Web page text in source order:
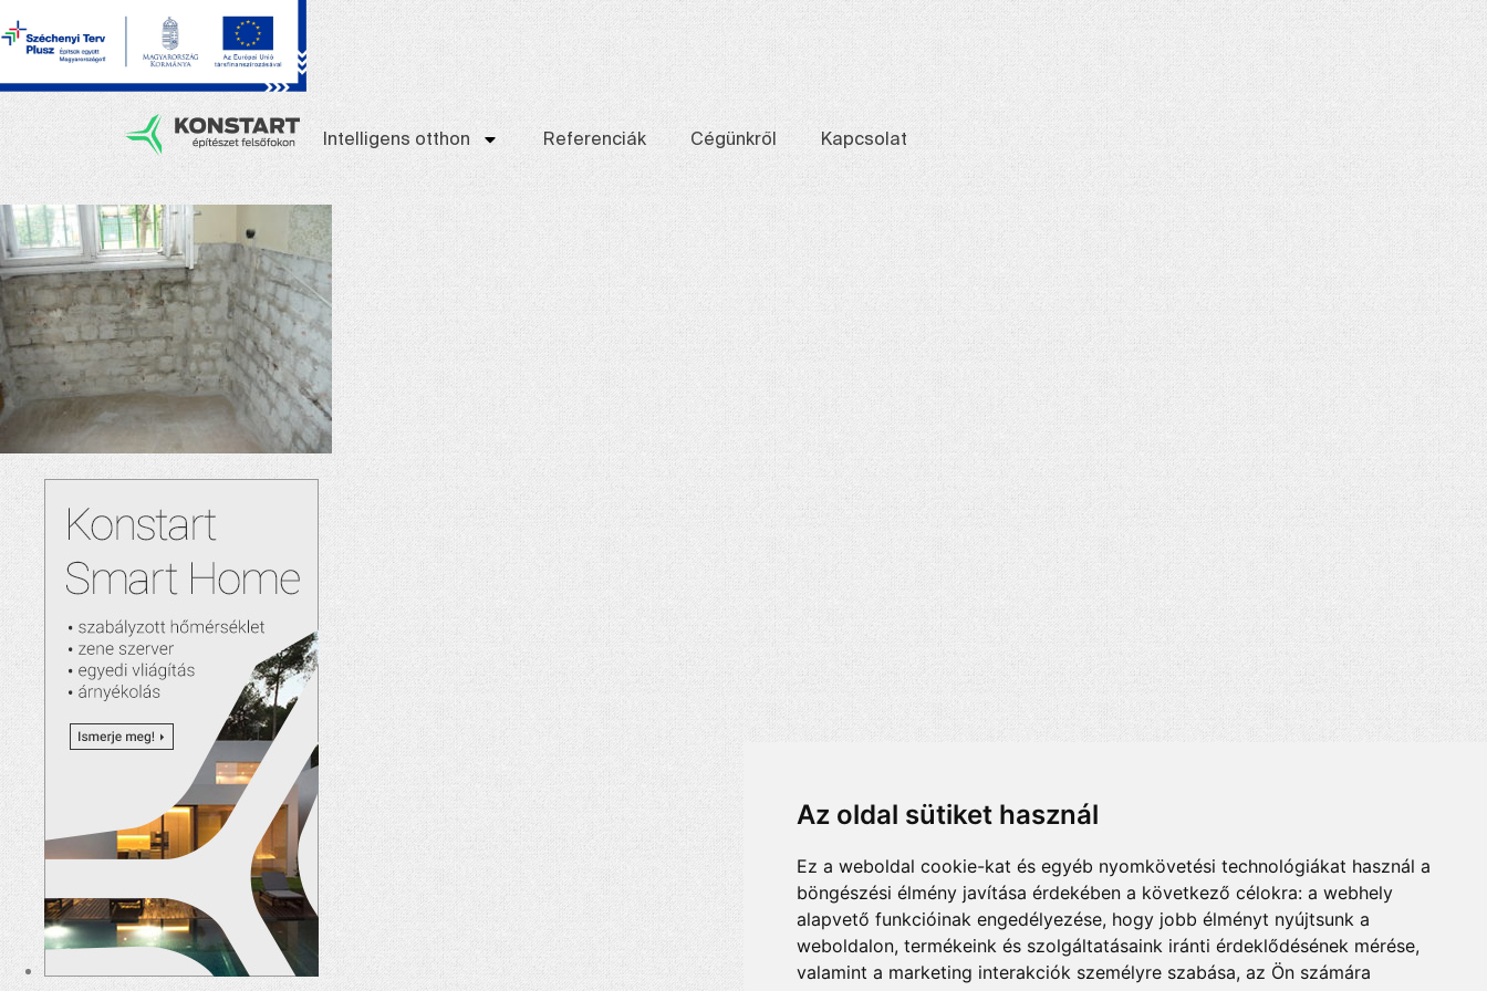
Az oldal sütiket használ
Ez a weboldal cookie-kat és egyéb nyomkövetési technológiákat használ a
böngészési élmény javítása érdekében a következő célokra: a webhely
alapvető funkcióinak engedélyezése, hogy jobb élményt nyújtsunk a
weboldalon, termékeink és szolgáltatásaink iránti érdeklődésének mérése,
valamint a marketing interakciók személyre szabása, az Ön számára
Intelligens otthon Referenciák Cégünkről Kapcsolat